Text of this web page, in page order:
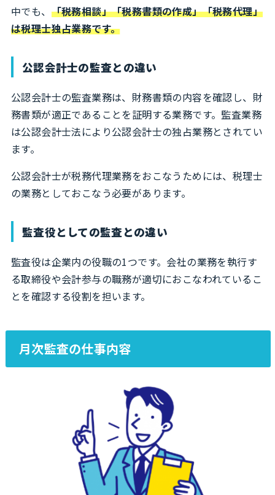
中でも、 「税務相談」「税務書類の作成」「税務代理」
は税理士独占業務です。
公認会計士の監査との違い
公認会計士の監査業務は、財務書類の内容を確認し、財
務書類が適正であることを証明する業務です。監査業務
は公認会計士法により公認会計士の独占業務とされてい
ます。
公認会計士が税務代理業務をおこなうためには、税理士
の業務としておこなう必要があります。
監査役としての監査との違い
監査役は企業内の役職の1つです。会社の業務を執行す
る取締役や会計参与の職務が適切におこなわれているこ
とを確認する役割を担います。
月次監査の仕事内容